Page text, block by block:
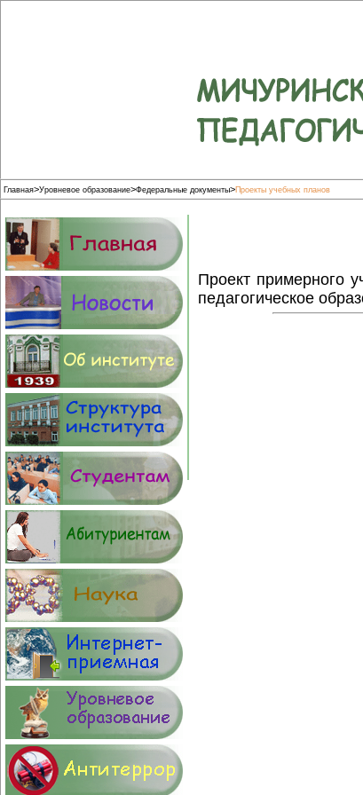
Главная>Уровневое образование>Федеральные документы>Проекты учебных планов
Проект примерного
педагогическое